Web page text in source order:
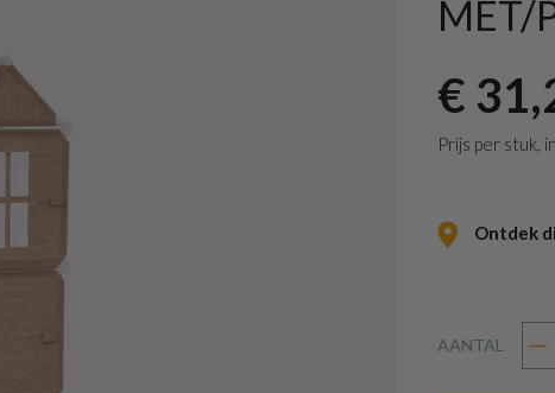
MET/
€
Prijs per stuk,
Ontdek
AANTAL